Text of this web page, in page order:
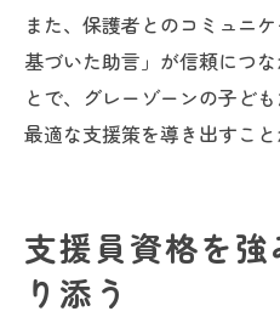
また、保護者とのコミュニ
基づいた助言」が信頼につ
とで、グレーゾーンの子ど
最適な支援策を導き出すこと
支援員資格を
り添う